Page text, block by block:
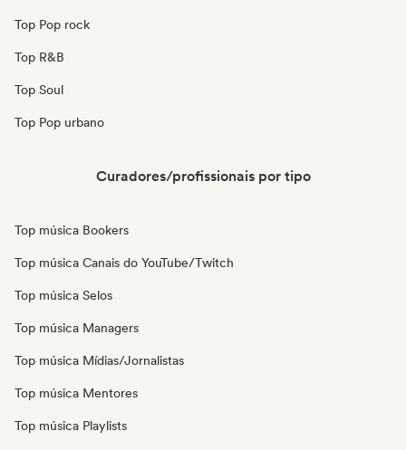
Top Pop rock
Top R&B
Top Soul
Top Pop urbano
Curadores/profissionais por tipo
Top música Bookers
Top música Canais do YouTube/Twitch
Top música Selos
Top música Managers
Top música Mídias/Jornalistas
Top música Mentores
Top música Playlists